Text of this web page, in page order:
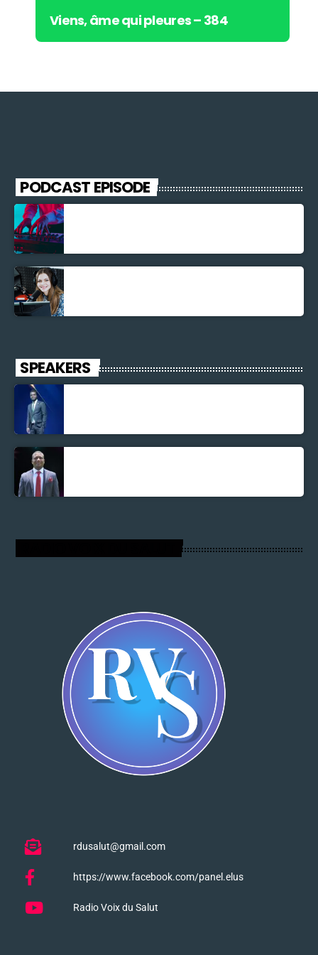
Viens, âme qui pleures – 384
PODCAST EPISODE
SPEAKERS
rdusalut@gmail.com
https://www.facebook.com/panel.elus
Radio Voix du Salut